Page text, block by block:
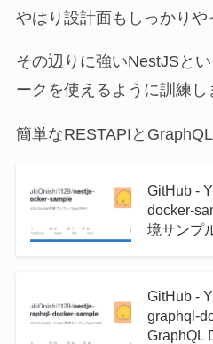
やはり設計面もしっかり
その辺りに強いNestJSと
ークを使えるように訓練し
簡単なRESTAPIと
GitHub -
docker-
境サンプ
GitHub -
graphql-
GraphQL